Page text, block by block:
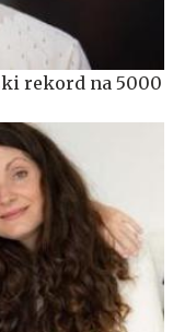
rekord na 5000